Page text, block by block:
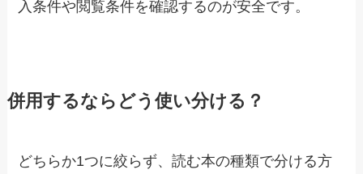
入条件や閲覧条件を確認するのが安全です。
併用するならどう使い分ける？
どちらか1つに絞らず、読む本の種類で分ける方